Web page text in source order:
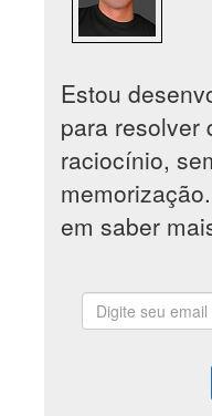
Estou
para resolver
raciocínio,
em saber